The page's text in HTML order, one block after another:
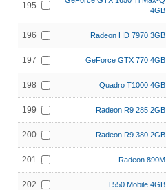
195
4GB
196 Radeon HD 7970 3GB
197 GeForce GTX 770 4GB
198 Quadro T1000 4GB
199 Radeon R9 285 2GB
200 Radeon R9 380 2GB
201 Radeon 890M
202 T550 Mobile 4GB